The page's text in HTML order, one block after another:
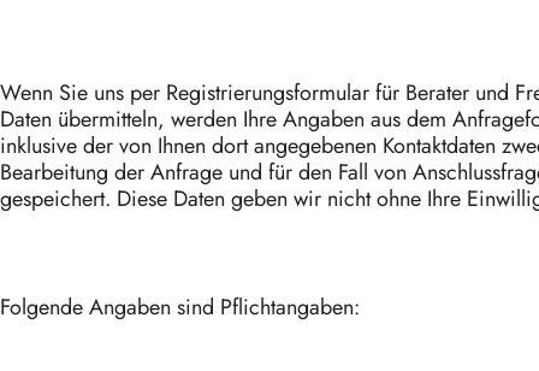
Wenn Sie uns per Registrierungsformular für Berater und
Daten übermitteln, werden Ihre Angaben aus dem
inklusive der von Ihnen dort angegebenen Kontaktdaten
Bearbeitung der Anfrage und für den Fall von
gespeichert. Diese Daten geben wir nicht ohne Ihre
Folgende Angaben sind Pflichtangaben: